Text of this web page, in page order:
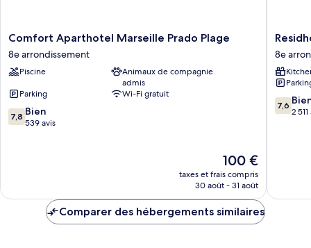
Comfort
Aparthotel
Marseille
Prado
8e
arrondissement
Comfort Aparthotel Marseille Prado Plage
8e arrondissement
Piscine
Animaux de compagnie
admis
Parking
Wi-Fi gratuit
7.8
sur
7,8 Bien
539 avis
Le
nouveau
prix
de
100 €
taxes et frais compris
30 août - 31 août
Grand
Prado
8e
8e
7.6
sur
7,6
2
Comparer des hébergements similaires